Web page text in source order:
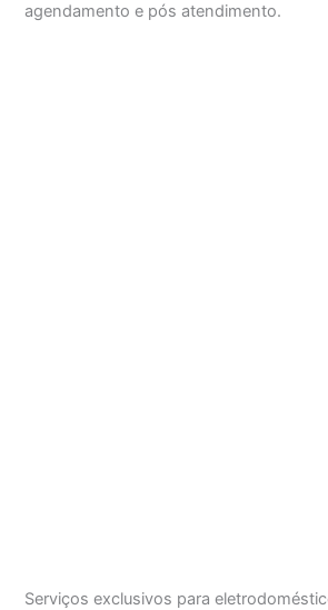
agendamento e pós atendimento.
Serviços exclusivos para